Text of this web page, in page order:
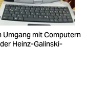
Umgang mit Computern
Heinz-Galinski-